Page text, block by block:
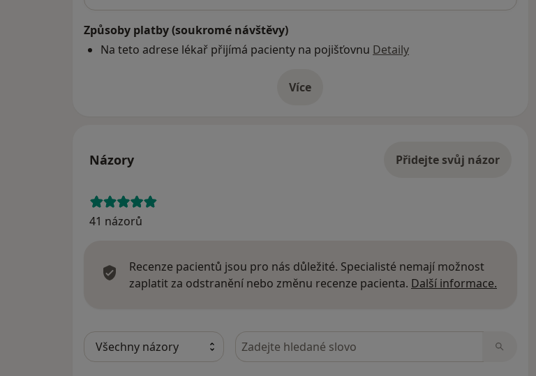
Způsoby platby (soukromé návštěvy)
Na teto adrese lékař přijímá pacienty na pojišťovnu Detaily
Víceo adrese
Názory Přidejte svůj názor
41 názorů
Recenze pacientů jsou pro nás důležité. Specialisté nemají možnost
zaplatit za odstranění nebo změnu recenze pacienta. Další informace.
Hledejte v názorech